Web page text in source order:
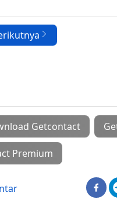
Getcontact
Premium